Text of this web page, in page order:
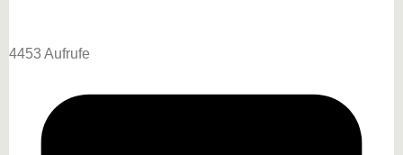
4453 Aufrufe